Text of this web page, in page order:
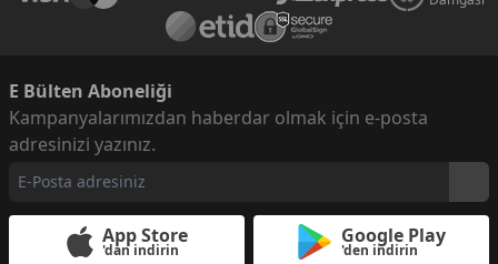
E Bülten Aboneliği
Kampanyalarımızdan haberdar olmak için e-posta
adresinizi yazınız.
App Store
'dan indirin
Google Play
'den indirin